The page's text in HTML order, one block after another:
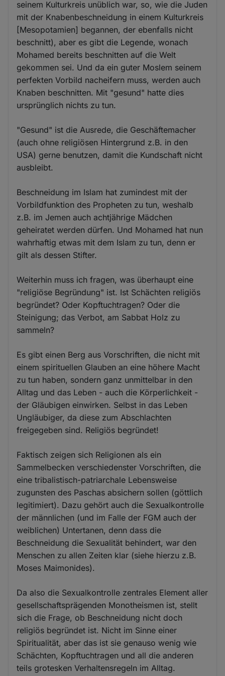
seinem Kulturkreis unüblich war, so, wie die Juden
mit der Knabenbeschneidung in einem Kulturkreis
[Mesopotamien] begannen, der ebenfalls nicht
beschnitt), aber es gibt die Legende, wonach
Mohamed bereits beschnitten auf die Welt
gekommen sei. Und da ein guter Moslem seinem
perfekten Vorbild nacheifern muss, werden auch
Knaben beschnitten. Mit "gesund" hatte dies
ursprünglich nichts zu tun.
"Gesund" ist die Ausrede, die Geschäftemacher
(auch ohne religiösen Hintergrund z.B. in den
USA) gerne benutzen, damit die Kundschaft nicht
ausbleibt.
Beschneidung im Islam hat zumindest mit der
Vorbildfunktion des Propheten zu tun, weshalb
z.B. im Jemen auch achtjährige Mädchen
geheiratet werden dürfen. Und Mohamed hat nun
wahrhaftig etwas mit dem Islam zu tun, denn er
gilt als dessen Stifter.
Weiterhin muss ich fragen, was überhaupt eine
"religiöse Begründung" ist. Ist Schächten religiös
begründet? Oder Kopftuchtragen? Oder die
Steinigung; das Verbot, am Sabbat Holz zu
sammeln?
Es gibt einen Berg aus Vorschriften, die nicht mit
einem spirituellen Glauben an eine höhere Macht
zu tun haben, sondern ganz unmittelbar in den
Alltag und das Leben - auch die Körperlichkeit -
der Gläubigen einwirken. Selbst in das Leben
Ungläubiger, da diese zum Abschlachten
freigegeben sind. Religiös begründet!
Faktisch zeigen sich Religionen als ein
Sammelbecken verschiedenster Vorschriften, die
eine tribalistisch-patriarchale Lebensweise
zugunsten des Paschas absichern sollen (göttlich
legitimiert). Dazu gehört auch die Sexualkontrolle
der männlichen (und im Falle der FGM auch der
weiblichen) Untertanen, denn dass die
Beschneidung die Sexualität behindert, war den
Menschen zu allen Zeiten klar (siehe hierzu z.B.
Moses Maimonides).
Da also die Sexualkontrolle zentrales Element aller
gesellschaftsprägenden Monotheismen ist, stellt
sich die Frage, ob Beschneidung nicht doch
religiös begründet ist. Nicht im Sinne einer
Spiritualität, aber das ist sie genauso wenig wie
Schächten, Kopftuchtragen und all die anderen
teils grotesken Verhaltensregeln im Alltag.